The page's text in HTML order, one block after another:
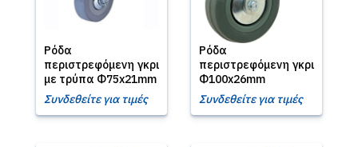
Ρόδα
περιστρεφόμενη γκρι
με τρύπα Φ75x21mm
Συνδεθείτε για τιμές
Ρόδα
περιστρεφόμενη γκρι
Φ100x26mm
Συνδεθείτε για τιμές